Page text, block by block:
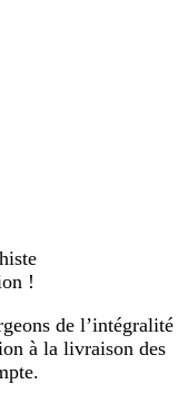
!
de l’intégralité
à la livraison des